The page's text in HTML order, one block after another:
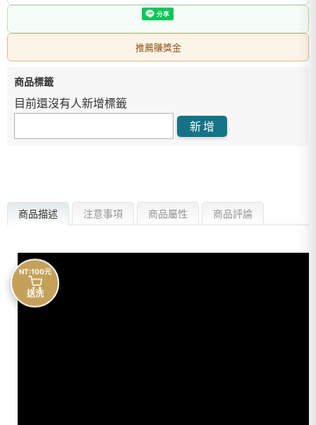
推薦賺獎金
商品標籤
目前還沒有人新增標籤
商品描述 注意事項 商品屬性 商品評論
NT:100元
送洗